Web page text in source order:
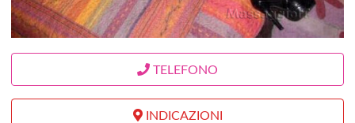
TELEFONO
INDICAZIONI